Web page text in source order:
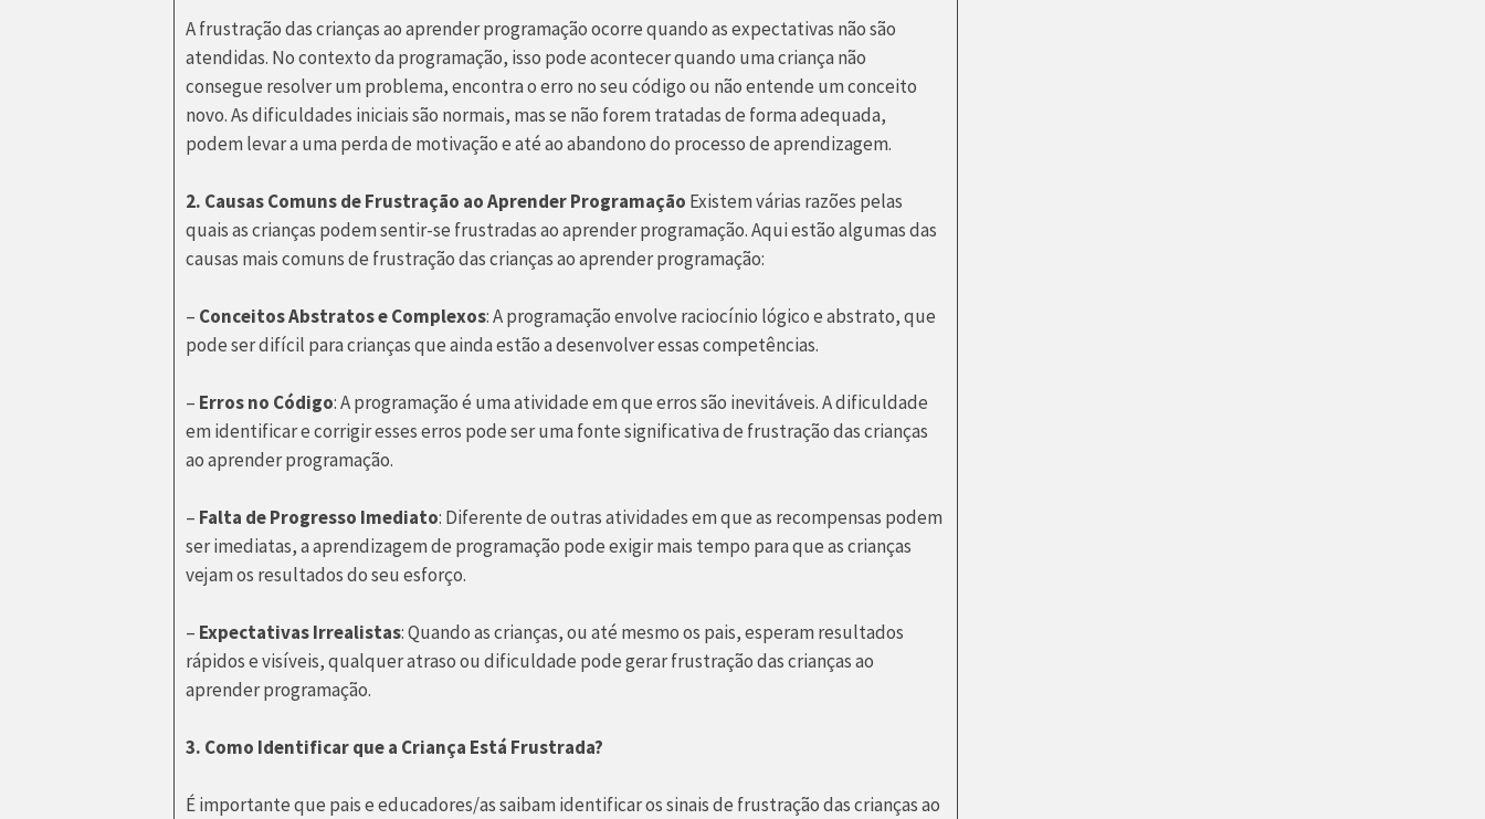
A frustração das crianças ao aprender programação ocorre quando as expectativas não são
atendidas. No contexto da programação, isso pode acontecer quando uma criança não
consegue resolver um problema, encontra o erro no seu código ou não entende um conceito
novo. As dificuldades iniciais são normais, mas se não forem tratadas de forma adequada,
podem levar a uma perda de motivação e até ao abandono do processo de aprendizagem.
2. Causas Comuns de Frustração ao Aprender Programação Existem várias razões pelas
quais as crianças podem sentir-se frustradas ao aprender programação. Aqui estão algumas das
causas mais comuns de frustração das crianças ao aprender programação:
– Conceitos Abstratos e Complexos: A programação envolve raciocínio lógico e abstrato, que
pode ser difícil para crianças que ainda estão a desenvolver essas competências.
– Erros no Código: A programação é uma atividade em que erros são inevitáveis. A dificuldade
em identificar e corrigir esses erros pode ser uma fonte significativa de frustração das crianças
ao aprender programação.
– Falta de Progresso Imediato: Diferente de outras atividades em que as recompensas podem
ser imediatas, a aprendizagem de programação pode exigir mais tempo para que as crianças
vejam os resultados do seu esforço.
– Expectativas Irrealistas: Quando as crianças, ou até mesmo os pais, esperam resultados
rápidos e visíveis, qualquer atraso ou dificuldade pode gerar frustração das crianças ao
aprender programação.
3. Como Identificar que a Criança Está Frustrada?
É importante que pais e educadores/as saibam identificar os sinais de frustração das crianças ao